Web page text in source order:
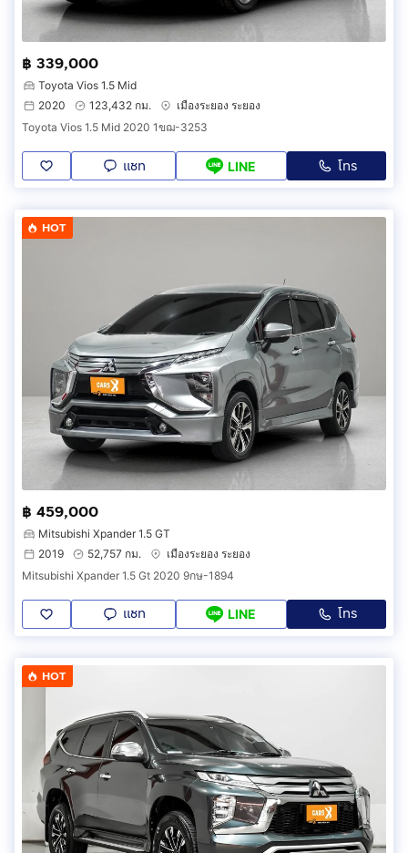
฿ 339,000
Toyota Vios 1.5 Mid
2020
123,432 กม.
เมืองระยอง ระยอง
Toyota Vios 1.5 Mid 2020 1ขฌ-3253
แชท LINE โทร
HOT
฿ 459,000
Mitsubishi Xpander 1.5 GT
2019
52,757 กม.
เมืองระยอง ระยอง
Mitsubishi Xpander 1.5 Gt 2020 9กษ-1894
แชท LINE โทร
HOT